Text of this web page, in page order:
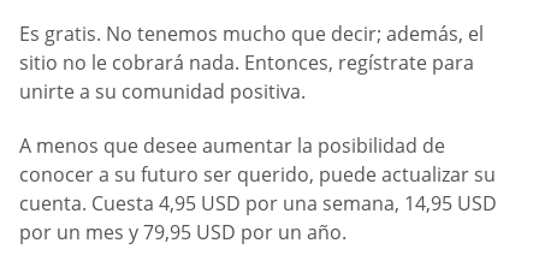
Es gratis. No tenemos mucho que decir; además, el
sitio no le cobrará nada. Entonces, regístrate para
unirte a su comunidad positiva.
A menos que desee aumentar la posibilidad de
conocer a su futuro ser querido, puede actualizar su
cuenta. Cuesta 4,95 USD por una semana, 14,95 USD
por un mes y 79,95 USD por un año.